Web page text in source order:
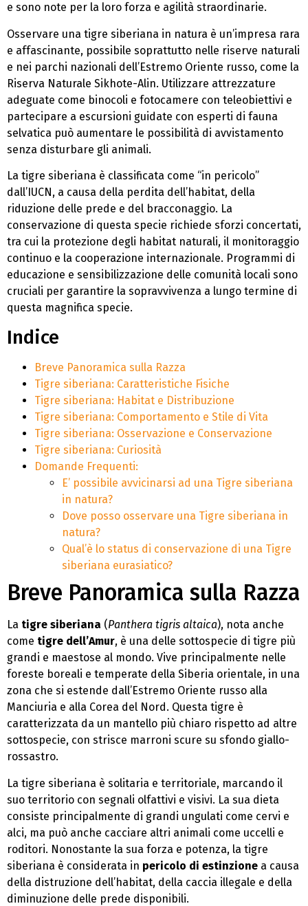
e sono note per la loro forza e agilità straordinarie.
Osservare una tigre siberiana in natura è un’impresa rara
e affascinante, possibile soprattutto nelle riserve naturali
e nei parchi nazionali dell’Estremo Oriente russo, come la
Riserva Naturale Sikhote-Alin. Utilizzare attrezzature
adeguate come binocoli e fotocamere con teleobiettivi e
partecipare a escursioni guidate con esperti di fauna
selvatica può aumentare le possibilità di avvistamento
senza disturbare gli animali.
La tigre siberiana è classificata come “in pericolo”
dall’IUCN, a causa della perdita dell’habitat, della
riduzione delle prede e del bracconaggio. La
conservazione di questa specie richiede sforzi concertati,
tra cui la protezione degli habitat naturali, il monitoraggio
continuo e la cooperazione internazionale. Programmi di
educazione e sensibilizzazione delle comunità locali sono
cruciali per garantire la sopravvivenza a lungo termine di
questa magnifica specie.
Indice
Breve Panoramica sulla Razza
Tigre siberiana: Caratteristiche Fisiche
Tigre siberiana: Habitat e Distribuzione
Tigre siberiana: Comportamento e Stile di Vita
Tigre siberiana: Osservazione e Conservazione
Tigre siberiana: Curiosità
Domande Frequenti:
E’ possibile avvicinarsi ad una Tigre siberiana
in natura?
Dove posso osservare una Tigre siberiana in
natura?
Qual’è lo status di conservazione di una Tigre
siberiana eurasiatico?
Breve Panoramica sulla Razza
La tigre siberiana (Panthera tigris altaica), nota anche
come tigre dell’Amur, è una delle sottospecie di tigre più
grandi e maestose al mondo. Vive principalmente nelle
foreste boreali e temperate della Siberia orientale, in una
zona che si estende dall’Estremo Oriente russo alla
Manciuria e alla Corea del Nord. Questa tigre è
caratterizzata da un mantello più chiaro rispetto ad altre
sottospecie, con strisce marroni scure su sfondo giallo-
rossastro.
La tigre siberiana è solitaria e territoriale, marcando il
suo territorio con segnali olfattivi e visivi. La sua dieta
consiste principalmente di grandi ungulati come cervi e
alci, ma può anche cacciare altri animali come uccelli e
roditori. Nonostante la sua forza e potenza, la tigre
siberiana è considerata in pericolo di estinzione a causa
della distruzione dell’habitat, della caccia illegale e della
diminuzione delle prede disponibili.